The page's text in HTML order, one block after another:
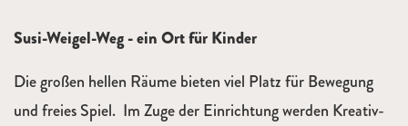
Susi-Weigel-Weg - ein Ort für Kinder
Die großen hellen Räume bieten viel Platz für Bewegung
und freies Spiel. Im Zuge der Einrichtung werden Kreativ-